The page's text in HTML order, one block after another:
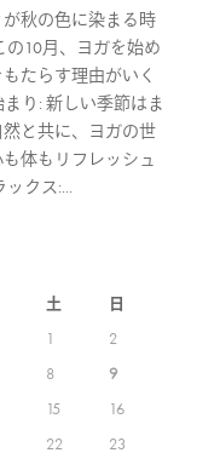
秋の色に染まる時
10月、ヨガを始め
たらす理由がいく
り: 新しい季節はま
と共に、ヨガの世
体もリフレッシュ
クス:...
土
日
1
2
8
9
15
16
22
23